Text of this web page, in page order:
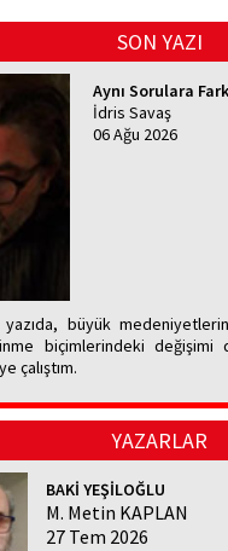
SON YAZI
Aynı Sorulara
İdris Savaş
06 Ağu 2026
büyük
biçimlerindeki değişimi
çalıştım.
YAZARLAR
BAKİ YEŞİLOĞLU
M. Metin KAPLAN
27 Tem 2026